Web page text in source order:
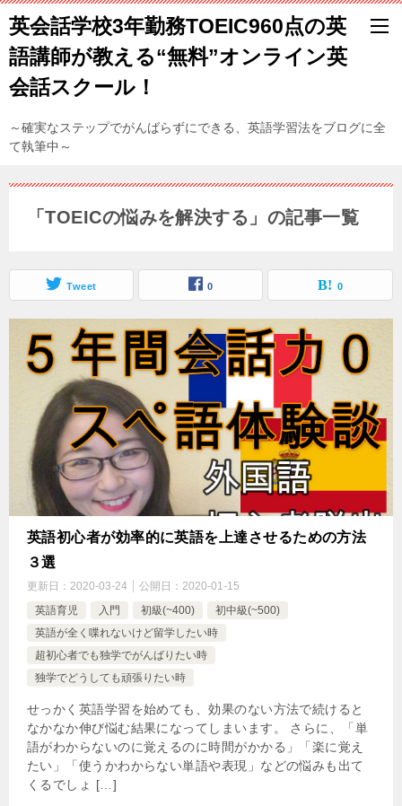
英会話学校3年勤務TOEIC960点の英
語講師が教える“無料”オンライン英
会話スクール！
～確実なステップでがんばらずにできる、英語学習法をブログに全
て執筆中～
「TOEICの悩みを解決する」の記事一覧
Tweet 0 0
英語初心者が効率的に英語を上達させるための方法
３選
更新日： 2020-03-24 公開日： 2020-01-15
英語育児
入門 初級(~400)
初中級(~500)
英語が全く喋れないけど留学したい時
超初心者でも独学でがんばりたい時
独学でどうしても頑張りたい時
せっかく英語学習を始めても、効果のない方法で続けると
なかなか伸び悩む結果になってしまいます。 さらに、「単
語がわからないのに覚えるのに時間がかかる」「楽に覚え
たい」「使うかわからない単語や表現」などの悩みも出て
くるでしょ […]